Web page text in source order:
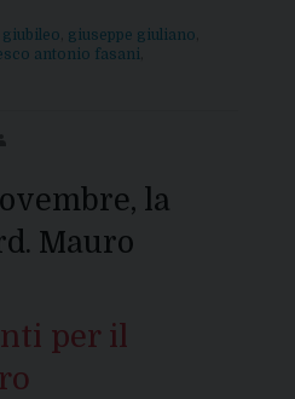
giubileo giuseppe giuliano
antonio fasani,
la
Mauro
per il